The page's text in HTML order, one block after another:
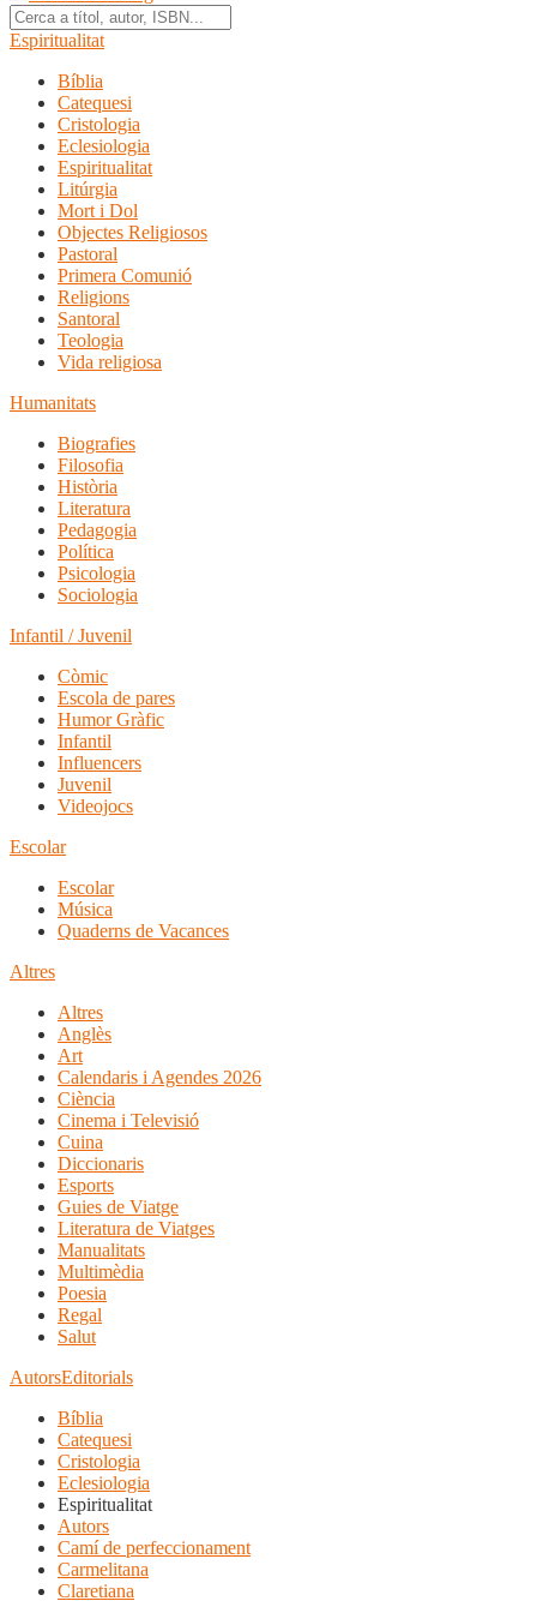
Espiritualitat
Bíblia
Catequesi
Cristologia
Eclesiologia
Espiritualitat
Litúrgia
Mort i Dol
Objectes Religiosos
Pastoral
Primera Comunió
Religions
Santoral
Teologia
Vida religiosa
Humanitats
Biografies
Filosofia
Història
Literatura
Pedagogia
Política
Psicologia
Sociologia
Infantil / Juvenil
Còmic
Escola de pares
Humor Gràfic
Infantil
Influencers
Juvenil
Videojocs
Escolar
Escolar
Música
Quaderns de Vacances
Altres
Altres
Anglès
Art
Calendaris i Agendes 2026
Ciència
Cinema i Televisió
Cuina
Diccionaris
Esports
Guies de Viatge
Literatura de Viatges
Manualitats
Multimèdia
Poesia
Regal
Salut
AutorsEditorials
Bíblia
Catequesi
Cristologia
Eclesiologia
Espiritualitat
Autors
Camí de perfeccionament
Carmelitana
Claretiana